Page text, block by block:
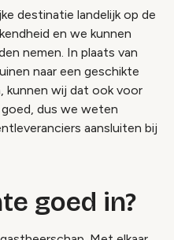
destinatie landelijk op de
en we kunnen
nemen. In plaats van
naar een geschikte
wij dat ook voor
dus we weten
aansluiten bij
goed in?